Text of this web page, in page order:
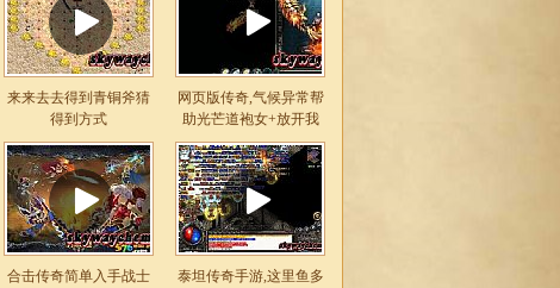
来来去去得到青铜斧猜
得到方式
网页版传奇,气候异常帮
助光芒道袍女+放开我
合击传奇简单入手战士
泰坦传奇手游,这里鱼多